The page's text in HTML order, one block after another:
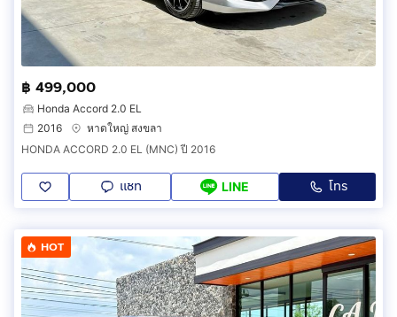
฿ 499,000
Honda Accord 2.0 EL
2016
หาดใหญ่ สงขลา
HONDA ACCORD 2.0 EL (MNC) ปี 2016
แชท LINE โทร
HOT